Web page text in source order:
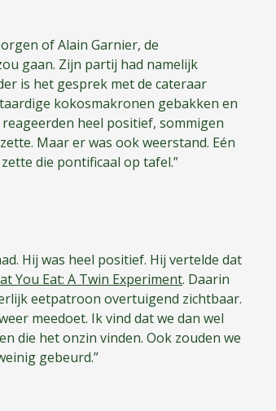
of Alain Garnier, de
gaan. Zijn partij had namelijk
is het gesprek met de cateraar
kokosmakronen gebakken en
heel positief, sommigen
Maar er was ook weerstand. Eén
die pontificaal op tafel.”
Hij was heel positief. Hij vertelde dat
You Eat: A Twin Experiment. Daarin
eetpatroon overtuigend zichtbaar.
meedoet. Ik vind dat we dan wel
die het onzin vinden. Ook zouden we
gebeurd.”